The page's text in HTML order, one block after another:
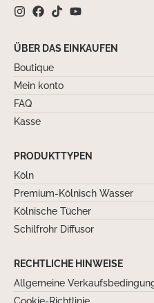
ÜBER DAS EINKAUFEN
Boutique
Mein konto
FAQ
Kasse
PRODUKTTYPEN
Köln
Premium-Kölnisch Wasser
Kölnische Tücher
Schilfrohr Diffusor
RECHTLICHE HINWEISE
Allgemeine